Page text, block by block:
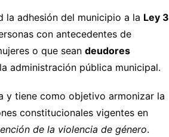
la adhesión del municipio a la Ley 3
con antecedentes de
o que sean deudores
administración pública municipal.
y tiene como objetivo armonizar la
constitucionales vigentes en
de la violencia de género.